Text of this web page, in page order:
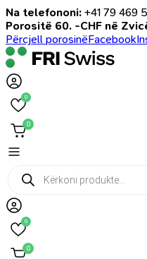
Na telefononi: +41 79 469
Porositë 60. -CHF në
Përcjell porosinëFacebook
0
0
Products
search
0
0